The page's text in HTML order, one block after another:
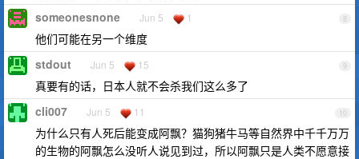
8
someonesnone Jun 5 1
他们可能在另一个维度
9
stdout Jun 5 15
真要有的话，日本人就不会杀我们这么多了
10
cli007 Jun 5 11
为什么只有人死后能变成阿飘？猫狗猪牛马等自然界中千千万万
的生物的阿飘怎么没听人说见到过，所以阿飘只是人类不愿意接